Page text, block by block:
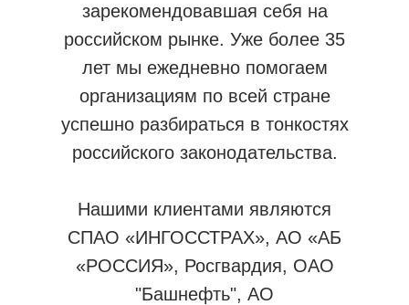
зарекомендовавшая себя на
российском рынке. Уже более 35
лет мы ежедневно помогаем
организациям по всей стране
успешно разбираться в тонкостях
российского законодательства.
Нашими клиентами являются
СПАО «ИНГОССТРАХ», АО «АБ
«РОССИЯ», Росгвардия, ОАО
"Башнефть", АО